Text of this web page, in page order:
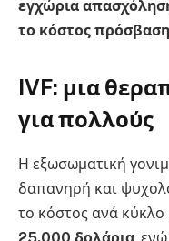
εγχώρια
το κόστος
IVF: μια
για πολλούς
Η εξωσωματική
δαπανηρή και
το κόστος ανά κύκλο